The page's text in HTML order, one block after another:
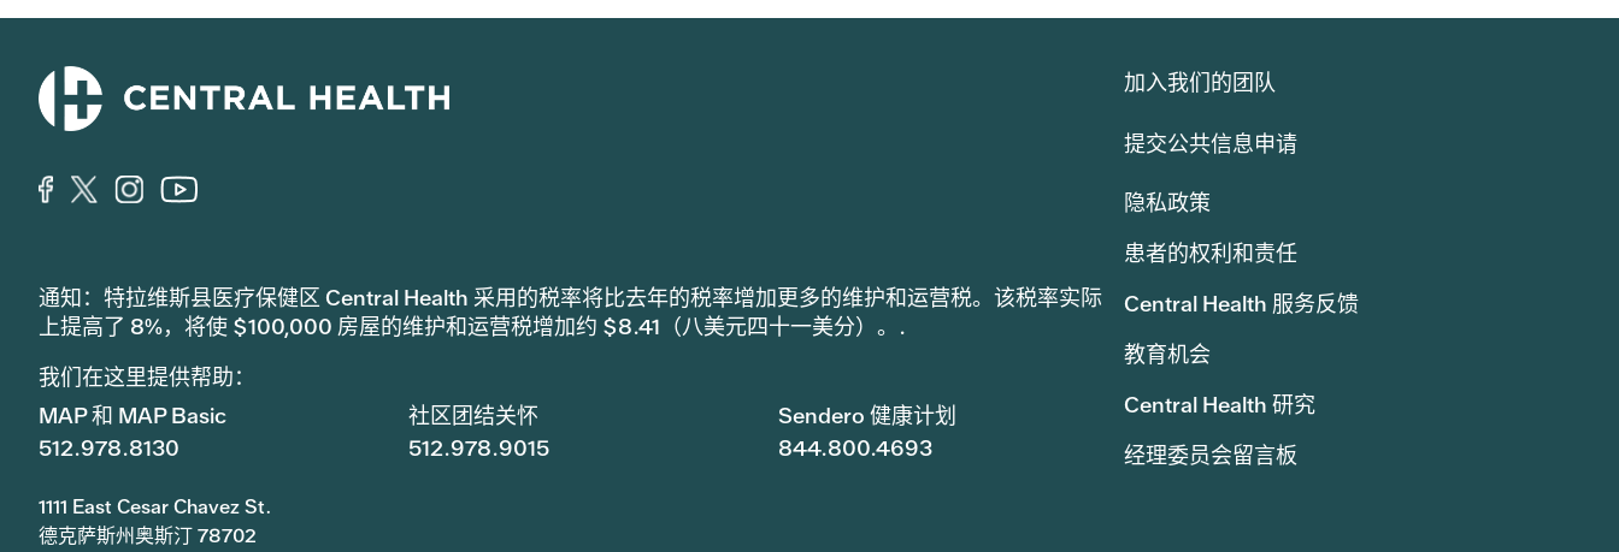
通知：特拉维斯县医疗保健区 Central Health 采用的税率将比去年的税率增加更多的维护和运营税。该税率实际
上提高了 8%，将使 $100,000 房屋的维护和运营税增加约 $8.41（八美元四十一美分）。.
我们在这里提供帮助：
MAP 和 MAP Basic
512.978.8130
社区团结关怀
512.978.9015
Sendero 健康计划
844.800.4693
1111 East Cesar Chavez St.
德克萨斯州奥斯汀 78702
加入我们的团队
提交公共信息申请
隐私政策
患者的权利和责任
Central Health 服务反馈
教育机会
Central Health 研究
经理委员会留言板